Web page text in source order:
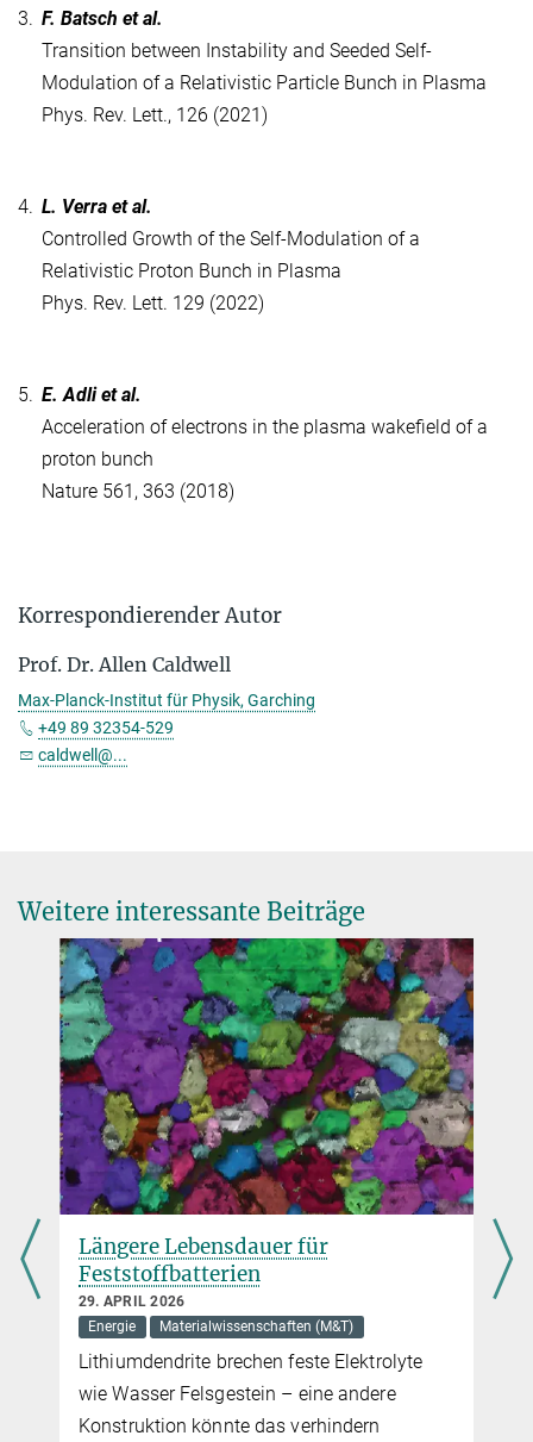
3. F. Batsch et al.
Transition between Instability and Seeded Self-
Modulation of a Relativistic Particle Bunch in Plasma
Phys. Rev. Lett., 126 (2021)
4. L. Verra et al.
Controlled Growth of the Self-Modulation of a
Relativistic Proton Bunch in Plasma
Phys. Rev. Lett. 129 (2022)
5. E. Adli et al.
Acceleration of electrons in the plasma wakefield of a
proton bunch
Nature 561, 363 (2018)
Korrespondierender Autor
Prof. Dr. Allen Caldwell
Max-Planck-Institut für Physik, Garching
+49 89 32354-529
caldwell@...
Weitere interessante Beiträge
Woher stammt das beinahe
energiereichste kosmische Teilchen,
das jemals gemessen wurde?
6. FEBRUAR 2026
Astronomie
Astrophysik Teilchenphysik
Das Teilchen, das 2021 mit der
zweithöchsten jemals gemessenen Energie